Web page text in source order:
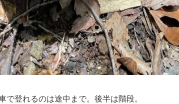
で登れるのは途中まで。後半は階段。